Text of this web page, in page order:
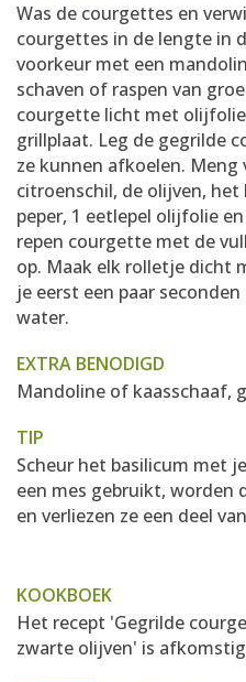
Was de courgettes en
courgettes in de lengte in
voorkeur met een
schaven of raspen van
courgette licht met
grillplaat. Leg de gegrilde
ze kunnen afkoelen.
citroenschil, de olijven,
peper, 1 eetlepel olijfolie
repen courgette met de
op. Maak elk rolletje dicht
je eerst een paar
water.
EXTRA BENODIGD
Mandoline of kaasschaaf,
TIP
Scheur het basilicum met
een mes gebruikt, worden
en verliezen ze een deel
KOOKBOEK
Het recept 'Gegrilde
zwarte olijven' is